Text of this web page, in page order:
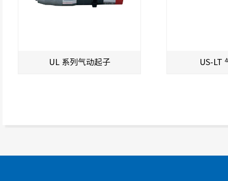
UL 系列气动起子 US-LT